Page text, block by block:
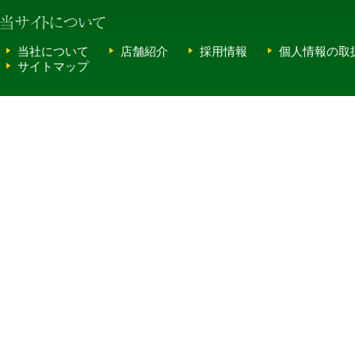
当社について 店舗紹介 採用情報
個人情報の取
サイトマップ